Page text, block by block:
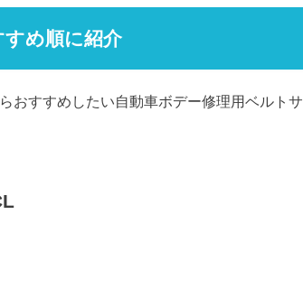
め順に紹介
おすすめしたい自動車ボデー修理用ベルトサ